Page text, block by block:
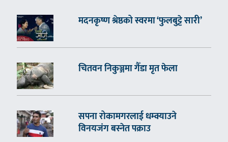
मदनकृष्ण श्रेष्ठको स्वरमा ‘फुलबुट्टे सारी’
चितवन निकुञ्जमा गैँडा मृत फेला
सपना रोकामगरलाई धम्क्याउने
विनयजंग बस्नेत पक्राउ